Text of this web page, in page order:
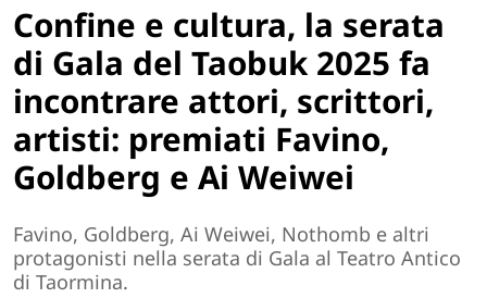
Confine e cultura, la serata
di Gala del Taobuk 2025 fa
incontrare attori, scrittori,
artisti: premiati Favino,
Goldberg e Ai Weiwei
Favino, Goldberg, Ai Weiwei, Nothomb e altri
protagonisti nella serata di Gala al Teatro Antico
di Taormina.